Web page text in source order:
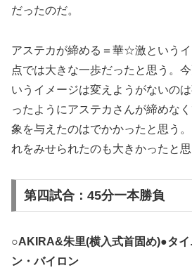
だったのだ。
アステカが締める＝華☆激という
点では大きな一歩だったと思う。
いうイメージは変えようがないの
ったようにアステカさんが締めな
象を与えたのはでかかったと思う
れをみせられたのも大きかったと思
第四試合：45分一本勝負
○AKIRA&朱里(横入式首固め)●タイ
ン・バイロン